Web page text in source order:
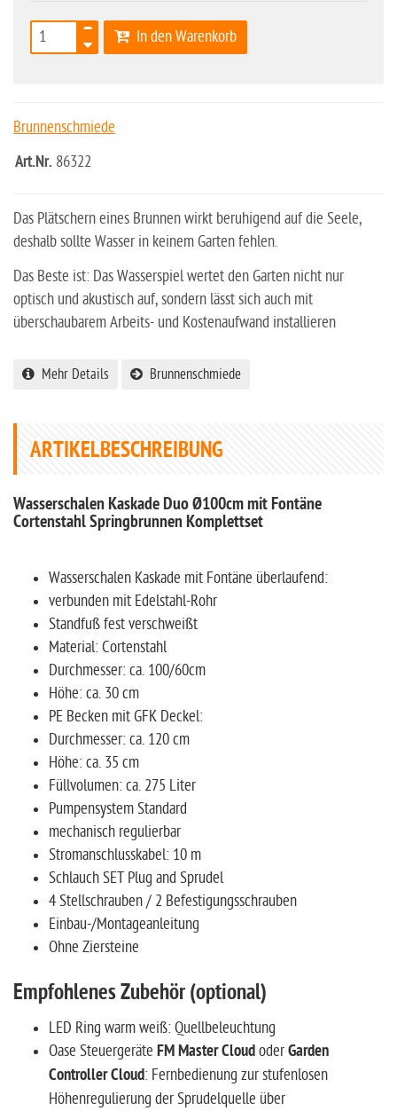
In den Warenkorb
Brunnenschmiede
Art.Nr. 86322
Das Plätschern eines Brunnen wirkt beruhigend auf die Seele,
deshalb sollte Wasser in keinem Garten fehlen.
Das Beste ist: Das Wasserspiel wertet den Garten nicht nur
optisch und akustisch auf, sondern lässt sich auch mit
überschaubarem Arbeits- und Kostenaufwand installieren
Mehr Details Brunnenschmiede
ARTIKELBESCHREIBUNG
Wasserschalen Kaskade Duo Ø100cm mit Fontäne
Cortenstahl Springbrunnen Komplettset
Wasserschalen Kaskade mit Fontäne überlaufend:
verbunden mit Edelstahl-Rohr
Standfuß fest verschweißt
Material: Cortenstahl
Durchmesser: ca. 100/60cm
Höhe: ca. 30 cm
PE Becken mit GFK Deckel:
Durchmesser: ca. 120 cm
Höhe: ca. 35 cm
Füllvolumen: ca. 275 Liter
Pumpensystem Standard
mechanisch regulierbar
Stromanschlusskabel: 10 m
Schlauch SET Plug and Sprudel
4 Stellschrauben / 2 Befestigungsschrauben
Einbau-/Montageanleitung
Ohne Ziersteine
Empfohlenes Zubehör (optional)
LED Ring warm weiß: Quellbeleuchtung
Oase Steuergeräte FM Master CloudoderGarden
Controller Cloud: Fernbedienung zur stufenlosen
Höhenregulierung der Sprudelquelle über